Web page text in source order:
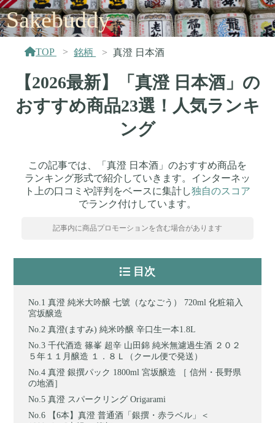
Sakebuddy
TOP 銘柄 真澄 日本酒
【2026最新】「真澄 日本酒」の
おすすめ商品23選！人気ランキ
ング
この記事では、「真澄 日本酒」のおすすめ商品を
ランキング形式で紹介していきます。インターネッ
ト上の口コミや評判をベースに集計し独自のスコア
でランク付けしています。
記事内に商品プロモーションを含む場合があります
目次
真澄 純米大吟醸 七號（ななごう） 720ml 化粧箱入
宮坂醸造
真澄(ますみ) 純米吟醸 辛口生一本1.8L
千代酒造 篠峯 超辛 山田錦 純米無濾過生酒 ２０２
５年１１月醸造 １．８Ｌ（クール便で発送）
真澄 銀撰パック 1800ml 宮坂醸造 ［ 信州・長野県
の地酒］
真澄 スパークリング Origarami
【6本】真澄 普通酒「銀撰・赤ラベル」＜